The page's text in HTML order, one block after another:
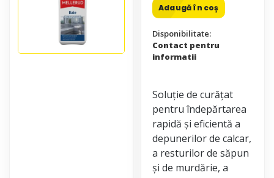
Adaugă în coș
Disponibilitate:
Contact pentru
informatii
Soluție de curățat
pentru îndepărtarea
rapidă și eficientă a
depunerilor de calcar,
a resturilor de săpun
și de murdărie, a